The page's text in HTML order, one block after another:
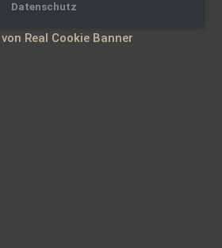
Datenschutz
Real Cookie Banner